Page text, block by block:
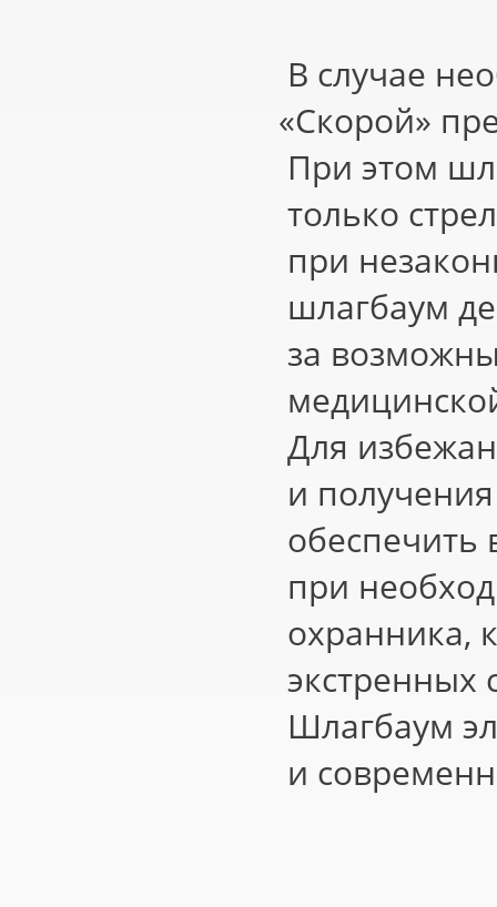
В случае
«Скорой»
При этом
только
при
шлагбаум
за
Для
и
обеспечить
при
охранника,
экстренных
Шлагбаум
и